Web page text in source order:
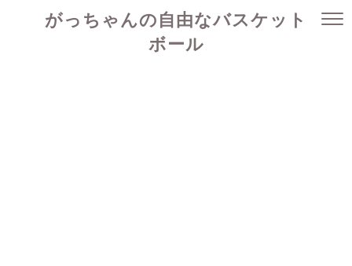
がっちゃんの自由なバスケット
ボール